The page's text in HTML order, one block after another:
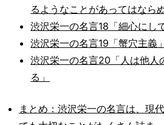
るようなことがあってはなら
渋沢栄一の名言18「細心にし
渋沢栄一の名言19「蟹穴主義」
渋沢栄一の名言20「人は他人
る」
まとめ：渋沢栄一の名言は、現